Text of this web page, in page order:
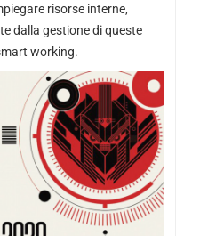
risorse interne,
dalla gestione di queste
working.